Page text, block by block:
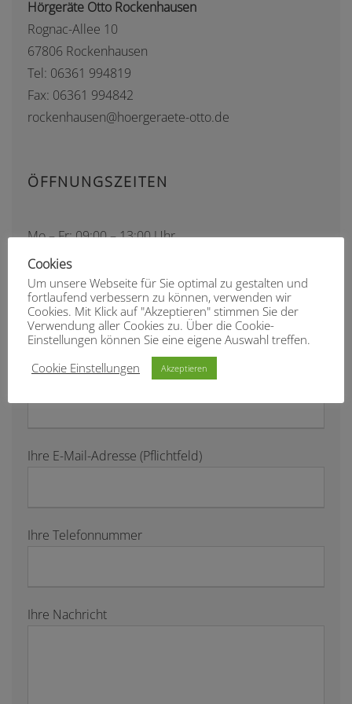
Hörgeräte Otto Rockenhausen
Rognac-Allee 10
67806 Rockenhausen
Tel: 06361 994819
Fax: 06361 994842
rockenhausen@hoergeraete-otto.de
ÖFFNUNGSZEITEN
Mo – Fr: 09:00 – 13:00 Uhr
Mo – Fr: 14:00 – 18:00 Uhr
ANFRAGE IN DIE FILIALE
Ihr Name (Pflichtfeld)
Ihre E-Mail-Adresse (Pflichtfeld)
Ihre Telefonnummer
Ihre Nachricht
Cookies
Um unsere Webseite für Sie optimal zu gestalten und
fortlaufend verbessern zu können, verwenden wir
Cookies. Mit Klick auf "Akzeptieren" stimmen Sie der
Verwendung aller Cookies zu. Über die Cookie-
Einstellungen können Sie eine eigene Auswahl treffen.
Cookie Einstellungen
Akzeptieren